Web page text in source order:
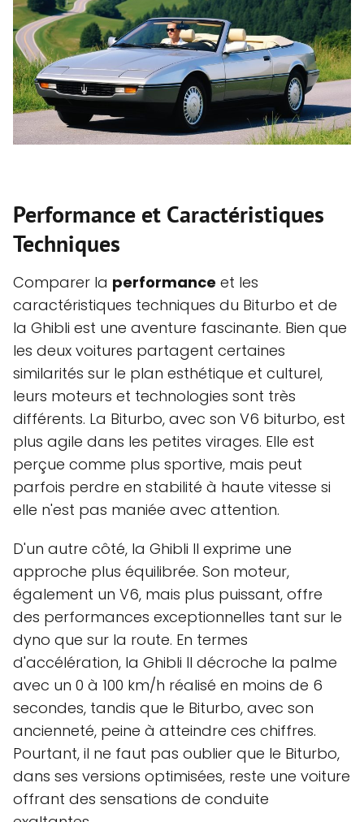
Performance et Caractéristiques
Techniques
Comparer la performance et les
caractéristiques techniques du Biturbo et de
la Ghibli est une aventure fascinante. Bien que
les deux voitures partagent certaines
similarités sur le plan esthétique et culturel,
leurs moteurs et technologies sont très
différents. La Biturbo, avec son V6 biturbo, est
plus agile dans les petites virages. Elle est
perçue comme plus sportive, mais peut
parfois perdre en stabilité à haute vitesse si
elle n'est pas maniée avec attention.
D'un autre côté, la Ghibli II exprime une
approche plus équilibrée. Son moteur,
également un V6, mais plus puissant, offre
des performances exceptionnelles tant sur le
dyno que sur la route. En termes
d'accélération, la Ghibli II décroche la palme
avec un 0 à 100 km/h réalisé en moins de 6
secondes, tandis que le Biturbo, avec son
ancienneté, peine à atteindre ces chiffres.
Pourtant, il ne faut pas oublier que le Biturbo,
dans ses versions optimisées, reste une voiture
offrant des sensations de conduite